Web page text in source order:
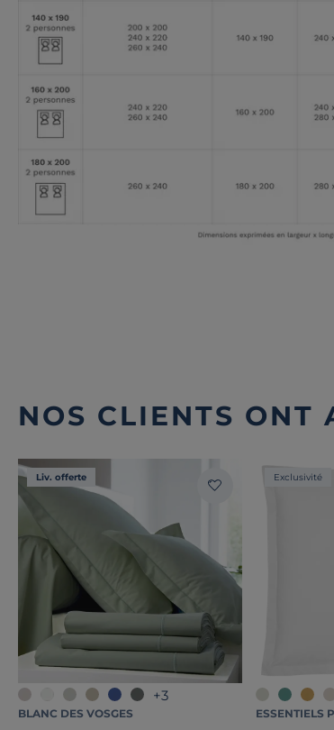
NOS CLIENTS ONT
Liv. offerte
+3
BLANC DES VOSGES
Exclusivité
ESSENTIELS